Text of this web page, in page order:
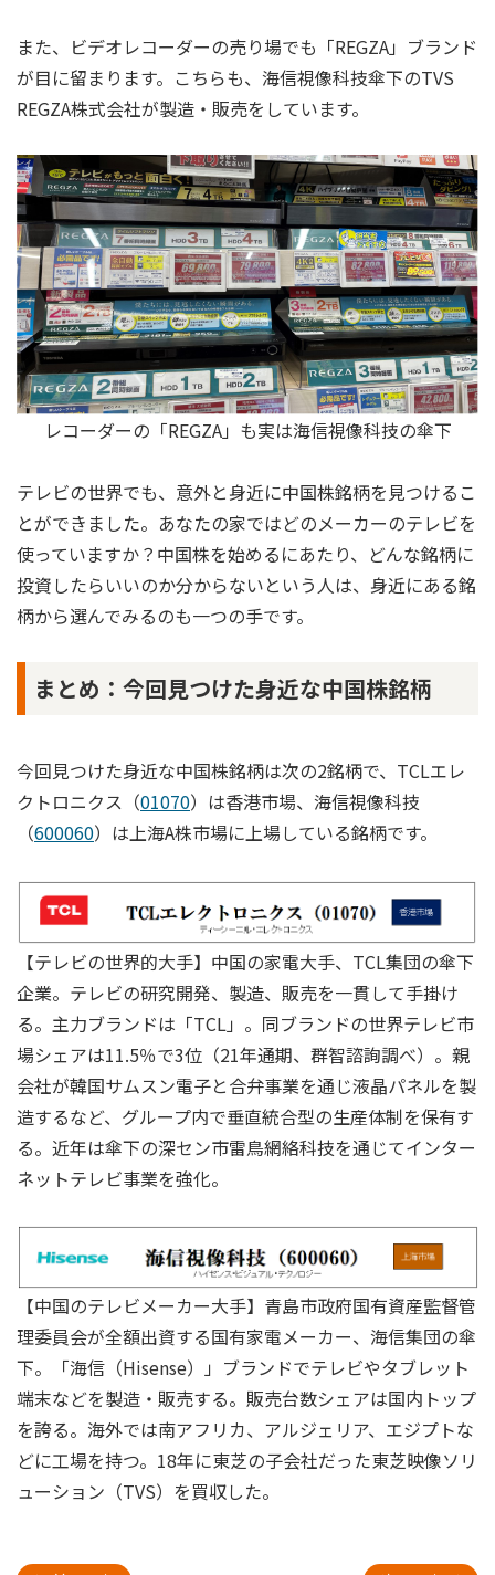
また、ビデオレコーダーの売り場でも「REGZA」ブランド
が目に留まります。こちらも、海信視像科技傘下のTVS
REGZA株式会社が製造・販売をしています。
レコーダーの「REGZA」も実は海信視像科技の傘下
テレビの世界でも、意外と身近に中国株銘柄を見つけるこ
とができました。あなたの家ではどのメーカーのテレビを
使っていますか？中国株を始めるにあたり、どんな銘柄に
投資したらいいのか分からないという人は、身近にある銘
柄から選んでみるのも一つの手です。
まとめ：今回見つけた身近な中国株銘柄
今回見つけた身近な中国株銘柄は次の2銘柄で、TCLエレ
クトロニクス（01070）は香港市場、海信視像科技
（600060）は上海A株市場に上場している銘柄です。
【テレビの世界的大手】中国の家電大手、TCL集団の傘下
企業。テレビの研究開発、製造、販売を一貫して手掛け
る。主力ブランドは「TCL」。同ブランドの世界テレビ市
場シェアは11.5％で3位（21年通期、群智諮詢調べ）。親
会社が韓国サムスン電子と合弁事業を通じ液晶パネルを製
造するなど、グループ内で垂直統合型の生産体制を保有す
る。近年は傘下の深セン市雷鳥網絡科技を通じてインター
ネットテレビ事業を強化。
【中国のテレビメーカー大手】青島市政府国有資産監督管
理委員会が全額出資する国有家電メーカー、海信集団の傘
下。「海信（Hisense）」ブランドでテレビやタブレット
端末などを製造・販売する。販売台数シェアは国内トップ
を誇る。海外では南アフリカ、アルジェリア、エジプトな
どに工場を持つ。18年に東芝の子会社だった東芝映像ソリ
ューション（TVS）を買収した。